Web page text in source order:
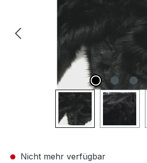
Nicht mehr verfügbar